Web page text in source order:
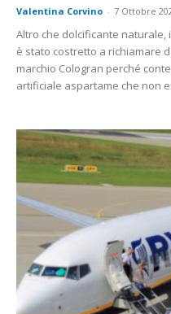
Valentina Corvino - 7 Ottobre
Altro che dolcificante naturale,
è stato costretto a richiamare
marchio Cologran perché
artificiale aspartame che non